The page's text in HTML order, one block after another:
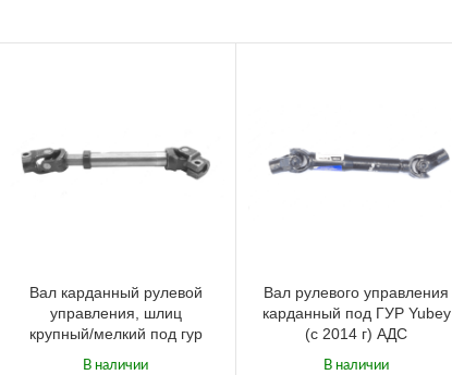
Вал карданный рулевой
управления, шлиц
крупный/мелкий под гур
В наличии
Вал рулевого управления
карданный под ГУР Yubey
(c 2014 г) АДС
В наличии